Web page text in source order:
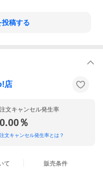
投稿する
店
注文キャンセル発生率
0.00％
注文キャンセル発生率とは？
て 販売条件